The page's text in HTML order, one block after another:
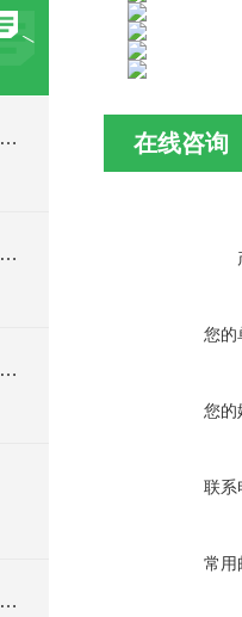
不锈钢潜水推流器优势解析：防腐耐用污水处理设备
潜水搅拌机在污水处理设备市场的发展及产品优势
不锈钢潜水搅拌机的工作原理及作用特点、CAD安装系统结构图
潜水曝气机厂家分享离心式曝气机与射流式曝气机如何选型
在线咨询
您的
您的
联系
常用